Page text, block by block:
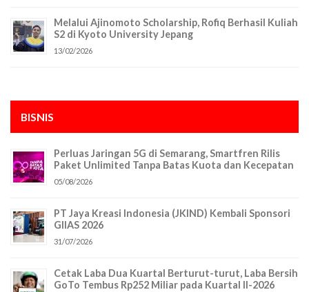
Melalui Ajinomoto Scholarship, Rofiq Berhasil Kuliah
S2 di Kyoto University Jepang
13/02/2026
BISNIS
Perluas Jaringan 5G di Semarang, Smartfren Rilis
Paket Unlimited Tanpa Batas Kuota dan Kecepatan
05/08/2026
PT Jaya Kreasi Indonesia (JKIND) Kembali Sponsori
GIIAS 2026
31/07/2026
Cetak Laba Dua Kuartal Berturut-turut, Laba Bersih
GoTo Tembus Rp252 Miliar pada Kuartal II-2026